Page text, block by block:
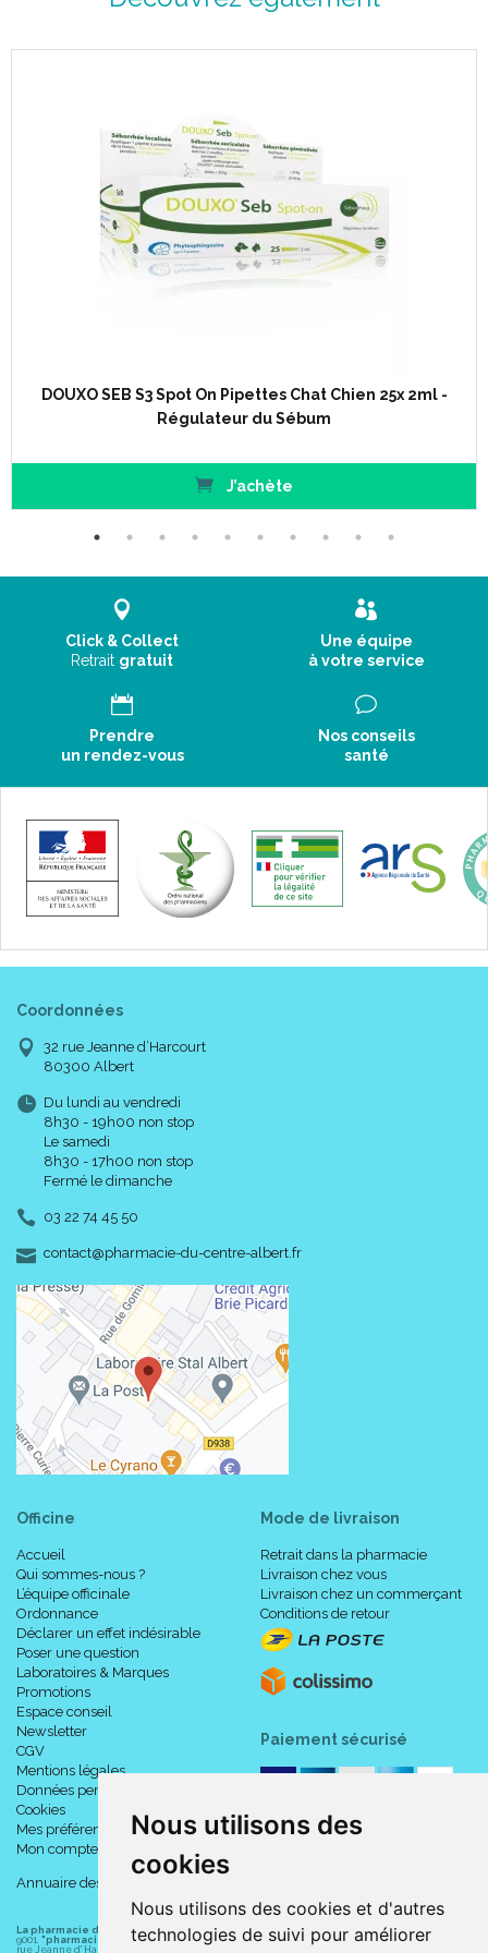
Nous utilisons des
cookies
Nous utilisons des cookies et d'autres
technologies de suivi pour améliorer
DOUXO SEB S3 Spot On Pipettes Chat Chien 25x 2ml -
Régulateur du Sébum
J’achète
Click & Collect
Retrait gratuit
Une équipe
à votre service
Prendre
un rendez-vous
Nos conseils
santé
Coordonnées
32 rue Jeanne d’Harcourt
80300 Albert
Du lundi au vendredi
8h30 - 19h00 non stop
Le samedi
8h30 - 17h00 non stop
Fermé le dimanche
03 22 74 45 50
contact-
@-
pharmacie-du-centre-albert.fr
Officine
Accueil
Qui sommes-nous ?
L’équipe officinale
Ordonnance
Déclarer un effet indésirable
Poser une question
Laboratoires & Marques
Promotions
Espace conseil
Newsletter
CGV
Mentions légales
Données personnelles
Cookies
Mes préférences Cookies
Mon compte
Annuaire des pharmacies
Mode de livraison
Retrait dans la pharmacie
Livraison chez vous
Livraison chez un commerçant
Conditions de retour
Paiement sécurisé
La pharmacie du centre à Albert (80300) est une pharmacie française certifiée ISO
9001. "pharmacie-du-centre-albert.fr "est le site internet de la pharmacie du centre
rue Jeanne d' Harcourt, 80300 Albert.